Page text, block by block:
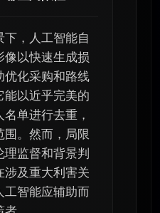
下，人工智能自
像以快速生成损
优化采购和路线
能以近乎完美的
单进行去重，
围。然而，局限
理监督和背景判
涉及重大利害关
工智能应辅助而